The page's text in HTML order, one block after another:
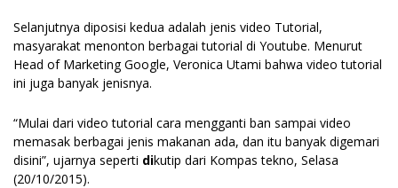
Selanjutnya diposisi kedua adalah jenis video Tutorial,
masyarakat menonton berbagai tutorial di Youtube. Menurut
Head of Marketing Google, Veronica Utami bahwa video tutorial
ini juga banyak jenisnya.
“Mulai dari video tutorial cara mengganti ban sampai video
memasak berbagai jenis makanan ada, dan itu banyak digemari
disini”, ujarnya seperti dikutip dari Kompas tekno, Selasa
(20/10/2015).